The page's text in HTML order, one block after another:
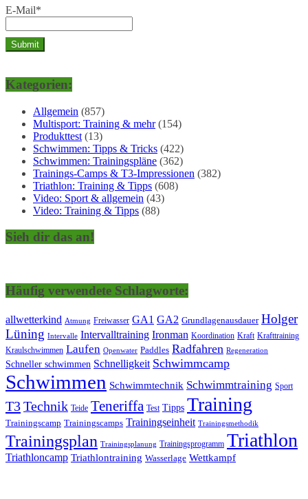
E-Mail*
Kategorien:
Allgemein (857)
Multisport: Training & mehr(154)
Produkttest (13)
Schwimmen: Tipps & Tricks (422)
Schwimmen: Trainingspläne (362)
Trainings-Camps & T3-Impressionen (382)
Triathlon: Training & Tipps (608)
Video: Sport & allgemein (43)
Video: Training & Tipps (88)
Sieh dir das an!
Häufig verwendete Schlagworte:
allwetterkind Atmung Freiwasser GA1 GA2 Grundlagenausdauer Holger
Lüning Intervalle Intervalltraining Ironman Koordination Kraft Krafttraining
Kraulschwimmen Laufen Openwater Paddles Radfahren Regeneration
Schneller schwimmen Schnelligkeit Schwimmcamp
Schwimmen Schwimmtechnik Schwimmtraining Sport
T3Technik Teide Teneriffa Test Tipps Training
Trainingscamp Trainingscamps Trainingseinheit Trainingsmethodik
Trainingsplan Trainingsplanung Trainingsprogramm Triathlon
Triathloncamp Triathlontraining Wasserlage Wettkampf